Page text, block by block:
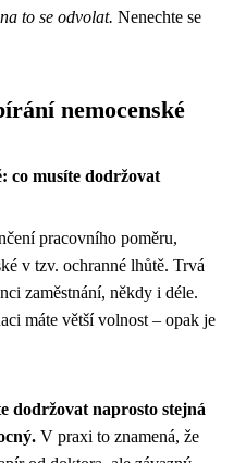
to se odvolat. Nenechte se
nemocenské
co musíte dodržovat
pracovního poměru,
v tzv. ochranné lhůtě. Trvá
zaměstnání, někdy i déle.
máte větší volnost – opak je
dodržovat naprosto stejná
V praxi to znamená, že